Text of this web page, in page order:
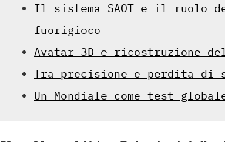
Il sistema SAOT e il
fuorigioco
Avatar 3D e ricostruzione
Tra precisione e perdita di
Un Mondiale come test